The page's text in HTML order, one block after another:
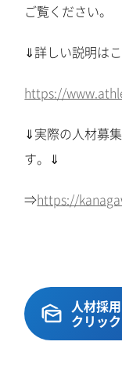
ご覧ください。
⇓詳しい説明は
https://
⇓実際の人材募
す。⇓
⇒https://
人材採
クリック